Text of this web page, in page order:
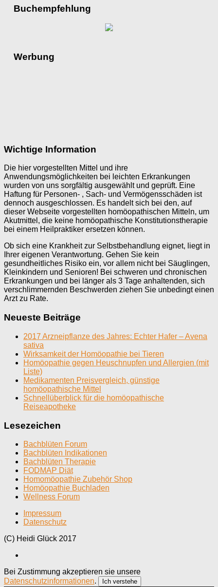
Buchempfehlung
Werbung
Wichtige Information
Die hier vorgestellten Mittel und ihre
Anwendungsmöglichkeiten bei leichten Erkrankungen
wurden von uns sorgfältig ausgewählt und geprüft. Eine
Haftung für Personen- , Sach- und Vermögensschäden ist
dennoch ausgeschlossen. Es handelt sich bei den, auf
dieser Webseite vorgestellten homöopathischen Mitteln, um
Akutmittel, die keine homöopathische Konstitutionstherapie
bei einem Heilpraktiker ersetzen können.
Ob sich eine Krankheit zur Selbstbehandlung eignet, liegt in
Ihrer eigenen Verantwortung. Gehen Sie kein
gesundheitliches Risiko ein, vor allem nicht bei Säuglingen,
Kleinkindern und Senioren! Bei schweren und chronischen
Erkrankungen und bei länger als 3 Tage anhaltenden, sich
verschlimmernden Beschwerden ziehen Sie unbedingt einen
Arzt zu Rate.
Neueste Beiträge
2017 Arzneipflanze des Jahres: Echter Hafer – Avena
sativa
Wirksamkeit der Homöopathie bei Tieren
Homöopathie gegen Heuschnupfen und Allergien (mit
Liste)
Medikamenten Preisvergleich, günstige
homöopathische Mittel
Schnellüberblick für die homöopathische
Reiseapotheke
Lesezeichen
Bachblüten Forum
Bachblüten Indikationen
Bachblüten Therapie
FODMAP Diät
Homomöopathie Zubehör Shop
Homöopathie Buchladen
Wellness Forum
Impressum
Datenschutz
(C) Heidi Glück 2017
Bei Zustimmung akzeptieren sie unsere
Datenschutzinformationen. Ich verstehe